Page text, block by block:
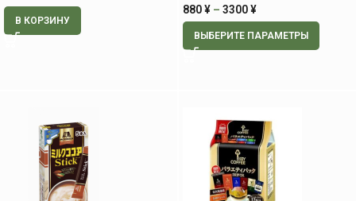
В КОРЗИНУ
880¥ – 3300¥
ВЫБЕРИТЕ ПАРАМЕТРЫ